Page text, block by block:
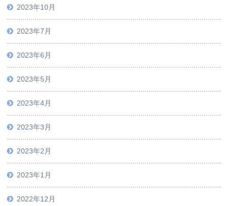
2023年10月
2023年7月
2023年6月
2023年5月
2023年4月
2023年3月
2023年2月
2023年1月
2022年12月